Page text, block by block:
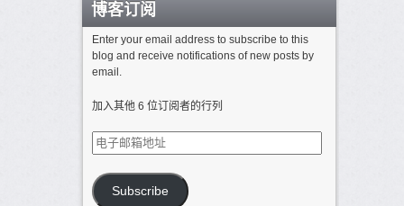
博客订阅
Enter your email address to subscribe to this
blog and receive notifications of new posts by
email.
加入其他 6 位订阅者的行列
电
子
箱
地
Subscribe